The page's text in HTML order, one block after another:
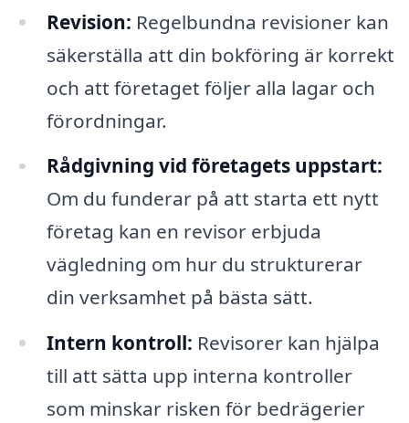
Revision: Regelbundna revisioner kan
säkerställa att din bokföring är korrekt
och att företaget följer alla lagar och
förordningar.
Rådgivning vid företagets uppstart:
Om du funderar på att starta ett nytt
företag kan en revisor erbjuda
vägledning om hur du strukturerar
din verksamhet på bästa sätt.
Intern kontroll: Revisorer kan hjälpa
till att sätta upp interna kontroller
som minskar risken för bedrägerier